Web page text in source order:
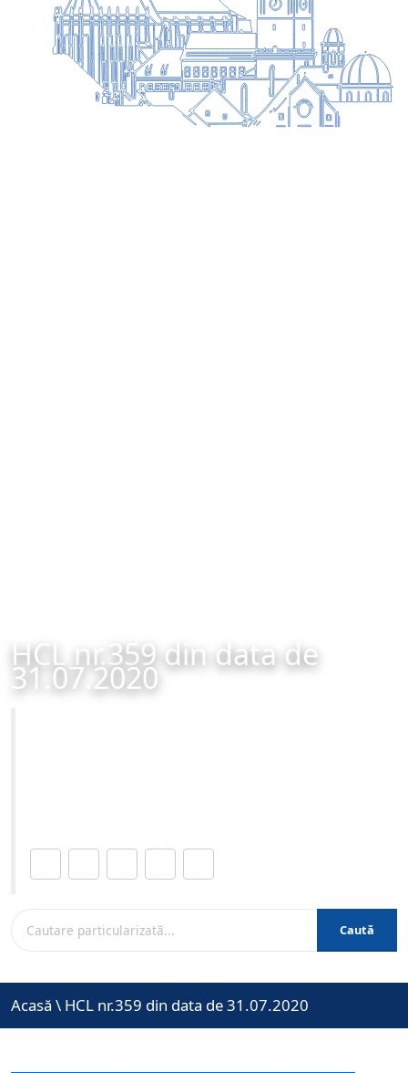
HCL nr.359 din data de
31.07.2020
Caută
Acasă \ HCL nr.359 din data de 31.07.2020